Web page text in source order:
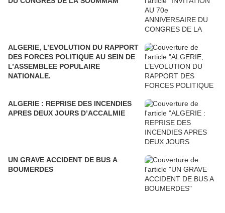
ALGERIE, L’EVOLUTION DU RAPPORT
DES FORCES POLITIQUE AU SEIN DE
L’ASSEMBLEE POPULAIRE
NATIONALE.
ALGERIE : REPRISE DES INCENDIES
APRES DEUX JOURS D’ACCALMIE
UN GRAVE ACCIDENT DE BUS A
BOUMERDES